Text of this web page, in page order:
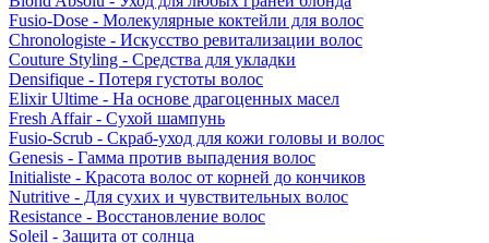
Fusio-Dose - Молекулярные коктейли для волос
Chronologiste - Искусство ревитализации волос
Couture Styling - Средства для укладки
Densifique - Потеря густоты волос
Elixir Ultime - На основе драгоценных масел
Fresh Affair - Сухой шампунь
Fusio-Scrub - Скраб-уход для кожи головы и волос
Genesis - Гамма против выпадения волос
Initialiste - Красота волос от корней до кончиков
Nutritive - Для сухих и чувствительных волос
Resistance - Восстановление волос
Soleil - Защита от солнца